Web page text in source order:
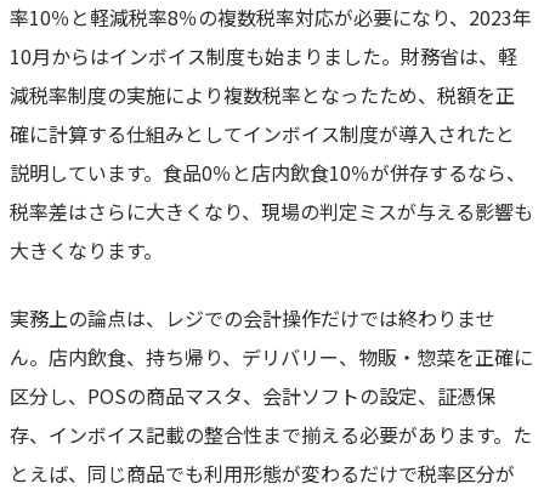
率10％と軽減税率8％の複数税率対応が必要になり、2023年
10月からはインボイス制度も始まりました。財務省は、軽
減税率制度の実施により複数税率となったため、税額を正
確に計算する仕組みとしてインボイス制度が導入されたと
説明しています。食品0％と店内飲食10％が併存するなら、
税率差はさらに大きくなり、現場の判定ミスが与える影響も
大きくなります。
実務上の論点は、レジでの会計操作だけでは終わりませ
ん。店内飲食、持ち帰り、デリバリー、物販・惣菜を正確に
区分し、POSの商品マスタ、会計ソフトの設定、証憑保
存、インボイス記載の整合性まで揃える必要があります。た
とえば、同じ商品でも利用形態が変わるだけで税率区分が